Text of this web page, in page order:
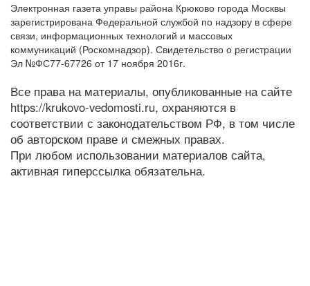
Электронная газета управы района Крюково города Москвы
зарегистрирована Федеральной службой по надзору в сфере
связи, информационных технологий и массовых
коммуникаций (Роскомнадзор). Свидетельство о регистрации
Эл №ФС77-67726 от 17 ноября 2016г.
Все права на материалы, опубликованные на сайте
https://krukovo-vedomosti.ru, охраняются в
соответствии с законодательством РФ, в том числе
об авторском праве и смежных правах.
При любом использовании материалов сайта,
активная гиперссылка обязательна.